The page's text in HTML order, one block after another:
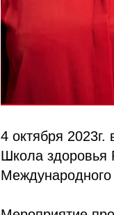
4 октября 2023г.
Школа здоровья
Международного